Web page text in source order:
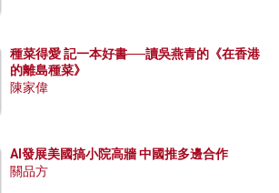
種菜得愛 記一本好書──讀吳燕青的《在香港
的離島種菜》
陳家偉
AI發展美國搞小院高牆 中國推多邊合作
關品方